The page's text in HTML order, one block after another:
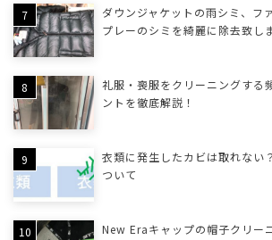
ダウンジャケットの雨シミ、フ
プレーのシミを綺麗に除去致しま
礼服・喪服をクリーニングする
ントを徹底解説！
衣類に発生したカビは取れない
ついて
New Eraキャップの帽子クリー